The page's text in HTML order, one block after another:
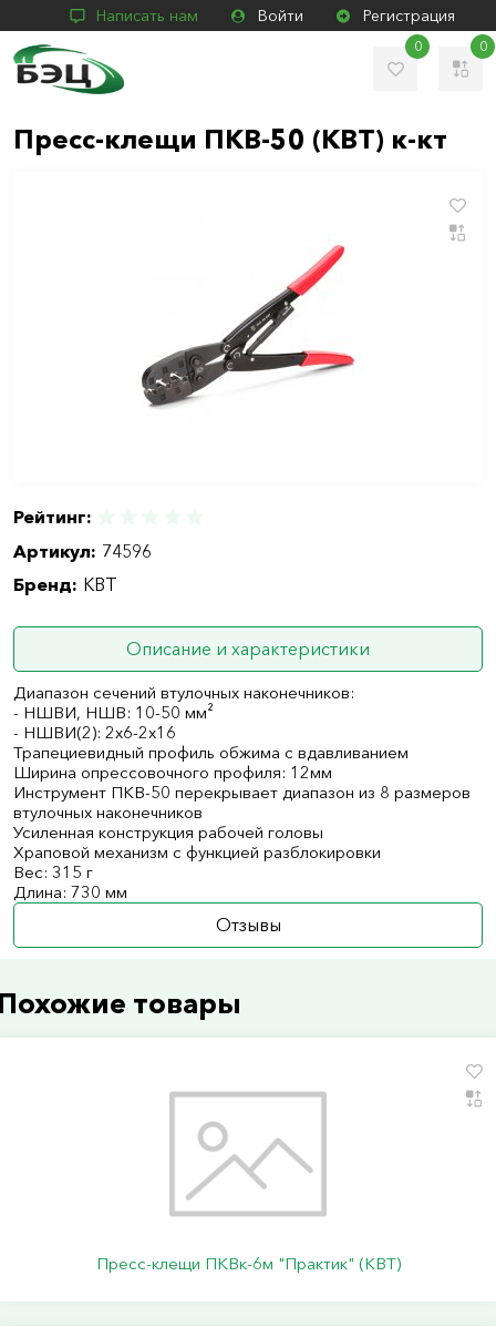
Написать нам Войти Регистрация
0 0
Пресс-клещи ПКВ-50 (КВТ) к-кт
Рейтинг:
Артикул: 74596
Бренд: КВТ
Описание и характеристики
Диапазон сечений втулочных наконечников:
- НШВИ, НШВ: 10-50 мм²
- НШВИ(2): 2х6-2х16
Трапециевидный профиль обжима с вдавливанием
Ширина опрессовочного профиля: 12мм
Инструмент ПКВ-50 перекрывает диапазон из 8 размеров
втулочных наконечников
Усиленная конструкция рабочей головы
Храповой механизм с функцией разблокировки
Вес: 315 г
Длина: 730 мм
Отзывы
товары
Пресс-клещи ПКВк-6м "Практик" (КВТ)